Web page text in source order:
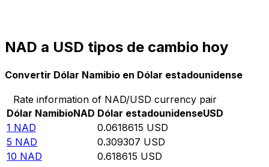
NAD a USD tipos de cambio hoy
Convertir Dólar Namibio en Dólar estadounidense
Rate information of NAD/USD currency pair
Dólar NamibioNAD Dólar estadounidenseUSD
1 NAD 0.0618615 USD
5 NAD 0.309307 USD
10 NAD 0.618615 USD